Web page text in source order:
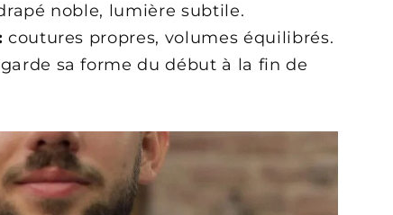
noble, lumière subtile.
coutures propres, volumes équilibrés.
garde sa forme du début à la fin de